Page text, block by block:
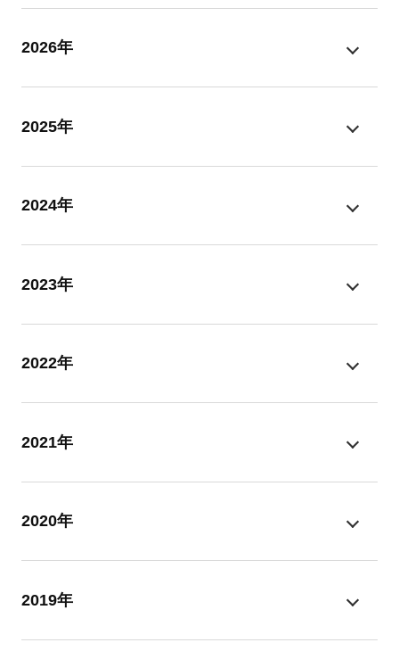
2026年
2025年
2024年
2023年
2022年
2021年
2020年
2019年